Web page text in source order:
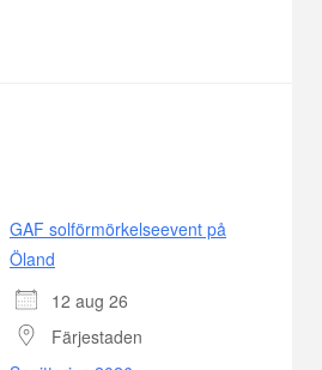
GAF solförmörkelseevent på
Öland
12 aug 26
Färjestaden